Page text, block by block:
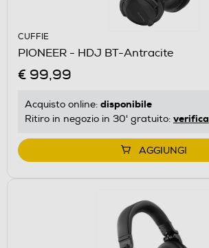
CUFFIE
PIONEER - HDJ BT-Antracite
€ 99,99
Acquisto online: disponibile
Ritiro in negozio in 30' gratuito: verifica
AGGIUNGI